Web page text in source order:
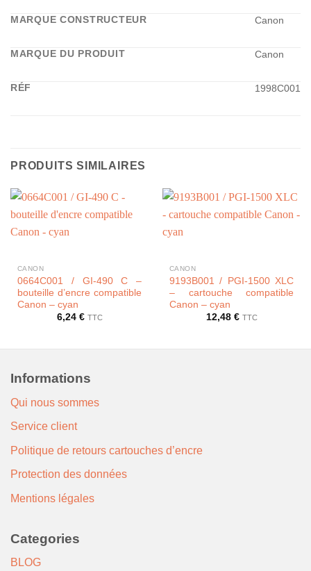
MARQUE CONSTRUCTEUR Canon
MARQUE DU PRODUIT Canon
RÉF 1998C001
PRODUITS SIMILAIRES
CANON
0664C001 / GI-490 C –
bouteille d’encre compatible
Canon – cyan
6,24 € TTC
CANON
9193B001 / PGI-1500 XLC
– cartouche compatible
Canon – cyan
12,48 € TTC
Informations
Qui nous sommes
Service client
Politique de retours cartouches d’encre
Protection des données
Mentions légales
Categories
BLOG